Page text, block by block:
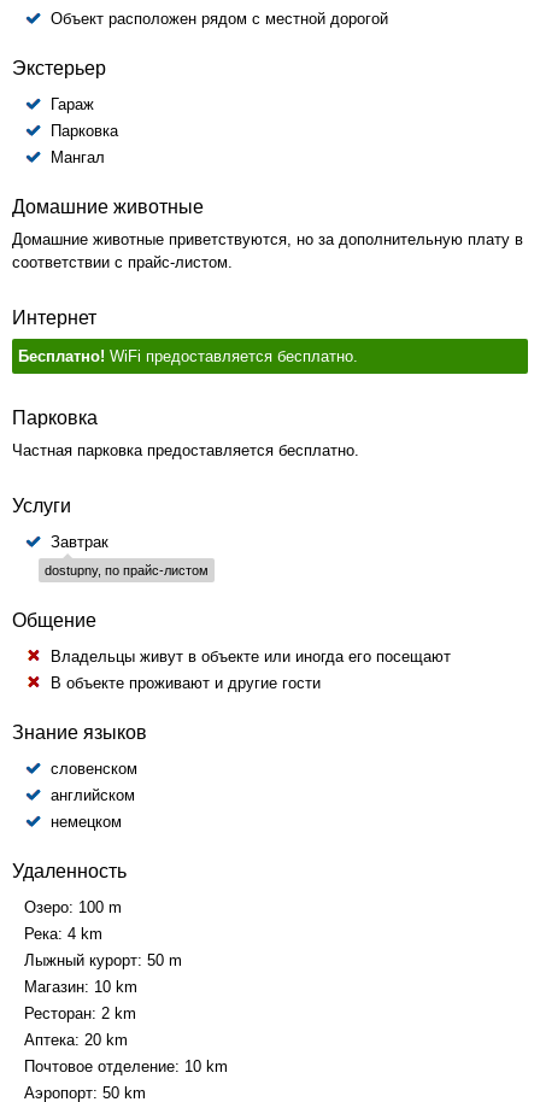
Объект расположен рядом с местной дорогой
Экстерьер
Гараж
Парковка
Мангал
Домашние животные
Домашние животные приветствуются, но за дополнительную плату в
соответствии с прайс-листом.
Интернет
Бесплатно! WiFi предоставляется бесплатно.
Парковка
Частная парковка предоставляется бесплатно.
Услуги
Завтрак
dostupny, по прайс-листом
Общение
Владельцы живут в объекте или иногда его посещают
В объекте проживают и другие гости
Знание языков
словенском
английском
немецком
Удаленность
Озеро: 100 m
Река: 4 km
Лыжный курорт: 50 m
Магазин: 10 km
Ресторан: 2 km
Аптека: 20 km
Почтовое отделение: 10 km
Аэропорт: 50 km